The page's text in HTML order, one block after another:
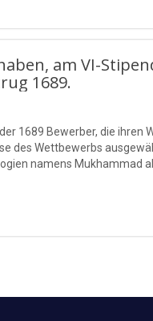
am VI-
1689.
1689 Bewerber, die ihren
des Wettbewerbs
namens Mukhammad